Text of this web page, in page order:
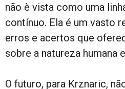
não è vista como uma
contínuo. Ela é um vasto
erros e acertos que
sobre a natureza humana
O futuro, para Krznaric,